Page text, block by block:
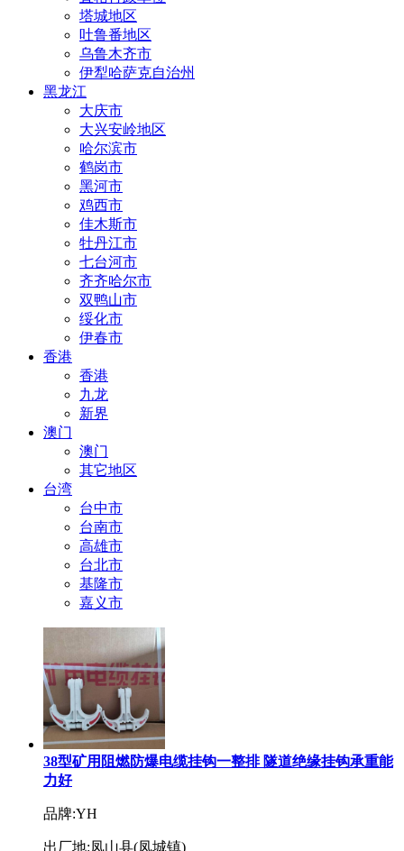
塔城地区
吐鲁番地区
乌鲁木齐市
伊犁哈萨克自治州
黑龙江
大庆市
大兴安岭地区
哈尔滨市
鹤岗市
黑河市
鸡西市
佳木斯市
牡丹江市
七台河市
齐齐哈尔市
双鸭山市
绥化市
伊春市
香港
香港
九龙
新界
澳门
澳门
其它地区
台湾
台中市
台南市
高雄市
台北市
基隆市
嘉义市
38型矿用阻燃防爆电缆挂钩一整排 隧道绝缘挂钩承重能
力好
品牌:YH
出厂地:凤山县(凤城镇)